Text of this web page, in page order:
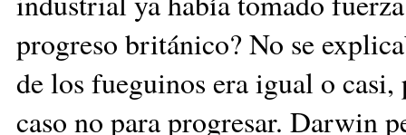
progreso bri­tá­ni­co? No se
de los fueguinos era igual o casi,
caso no para pro­­gre­sar. Darwin